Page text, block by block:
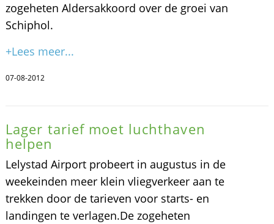
zogeheten Aldersakkoord over de groei van
Schiphol.
+Lees meer...
07-08-2012
Lager tarief moet luchthaven
helpen
Lelystad Airport probeert in augustus in de
weekeinden meer klein vliegverkeer aan te
trekken door de tarieven voor starts- en
landingen te verlagen.De zogeheten